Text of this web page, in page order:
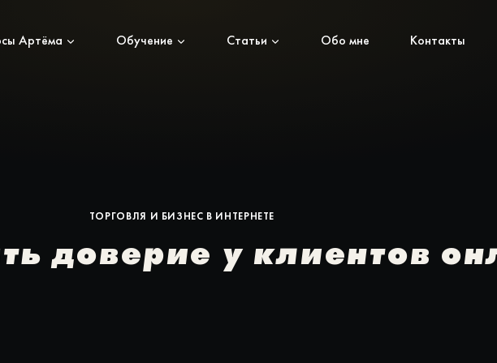
Артёма Обучение Статьи Обо мне Контакты
ТОРГОВЛЯ И БИЗНЕС В ИНТЕРНЕТЕ
доверие у клиентов